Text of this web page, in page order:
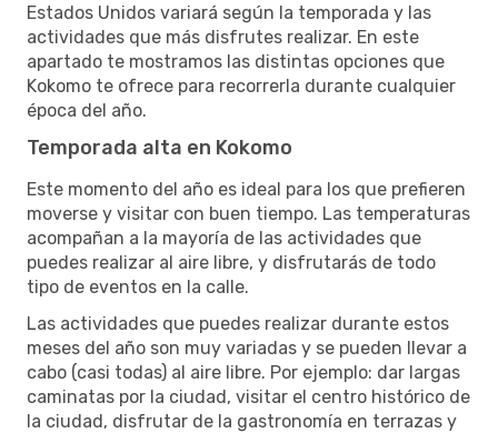
Estados Unidos variará según la temporada y las
actividades que más disfrutes realizar. En este
apartado te mostramos las distintas opciones que
Kokomo te ofrece para recorrerla durante cualquier
época del año.
Temporada alta en Kokomo
Este momento del año es ideal para los que prefieren
moverse y visitar con buen tiempo. Las temperaturas
acompañan a la mayoría de las actividades que
puedes realizar al aire libre, y disfrutarás de todo
tipo de eventos en la calle.
Las actividades que puedes realizar durante estos
meses del año son muy variadas y se pueden llevar a
cabo (casi todas) al aire libre. Por ejemplo: dar largas
caminatas por la ciudad, visitar el centro histórico de
la ciudad, disfrutar de la gastronomía en terrazas y